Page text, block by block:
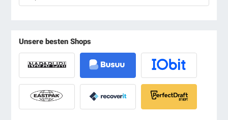
Unsere besten Shops